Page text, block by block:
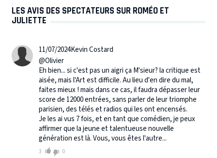
LES AVIS DES SPECTATEURS SUR ROMÉO ET
JULIETTE
11/07/2024Kevin Costard
@Olivier
Eh bien... si c'est pas un aigri ça M'sieur? la critique est
aisée, mais l'Art est difficile. Au lieu d'en dire du mal,
faites mieux ! mais dans ce cas, il faudra dépasser leur
score de 12000 entrées, sans parler de leur triomphe
parisien, des télés et radios qui les ont encensés.
Je les ai vus 7 fois, et en tant que comédien, je peux
affirmer que la jeune et talentueuse nouvelle
génération est là. Vous, vous êtes l'autre...
3
0